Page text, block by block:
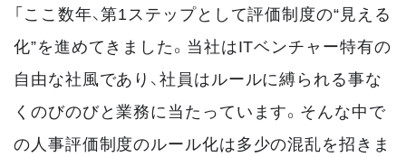
「ここ数年、第1ステップとして評価制度の“見える
化”を進めてきました。当社はITベンチャー特有の
自由な社風であり、社員はルールに縛られる事な
くのびのびと業務に当たっています。そんな中で
の人事評価制度のルール化は多少の混乱を招きま